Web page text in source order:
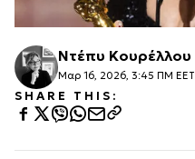
Ντέπυ Κουρέλλου
Μαρ 16, 2026, 3:45 ΠΜ EET
SHARE THIS: